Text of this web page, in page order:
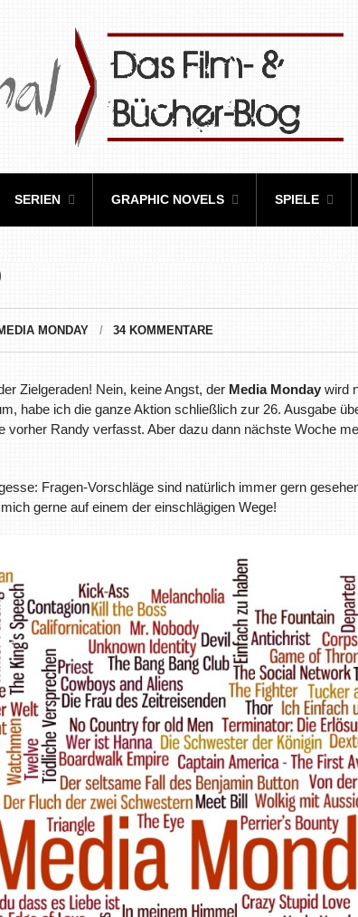
SERIEN GRAPHIC NOVELS SPIELE
MONDAY 34 KOMMENTARE
Zielgeraden! Nein, keine Angst, der Media Monday wird
habe ich die ganze Aktion schließlich zur 26. Ausgabe
vorher Randy verfasst. Aber dazu dann nächste Woche
Fragen-Vorschläge sind natürlich immer gern
gerne auf einem der einschlägigen Wege!